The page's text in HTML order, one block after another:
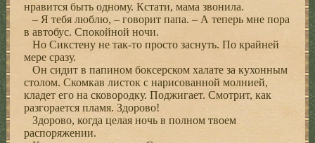
нравится быть одному. Кстати, мама звонила.
– Я тебя люблю, – говорит папа. – А теперь мне пора
в автобус. Спокойной ночи.
Но Сикстену не так-то просто заснуть. По крайней
мере сразу.
Он сидит в папином боксерском халате за кухонным
столом. Скомкав листок с нарисованной молнией,
кладет его на сковородку. Поджигает. Смотрит, как
разгорается пламя. Здорово!
Здорово, когда целая ночь в полном твоем
распоряжении.